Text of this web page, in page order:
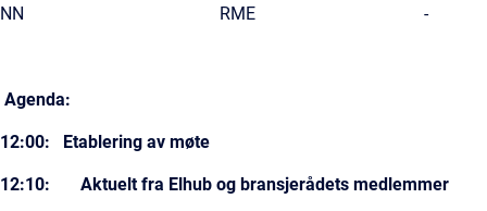
NN RME -
Agenda:
12:00: Etablering av møte​
12:10: Aktuelt​ fra Elhub og bransjerådets medlemmer